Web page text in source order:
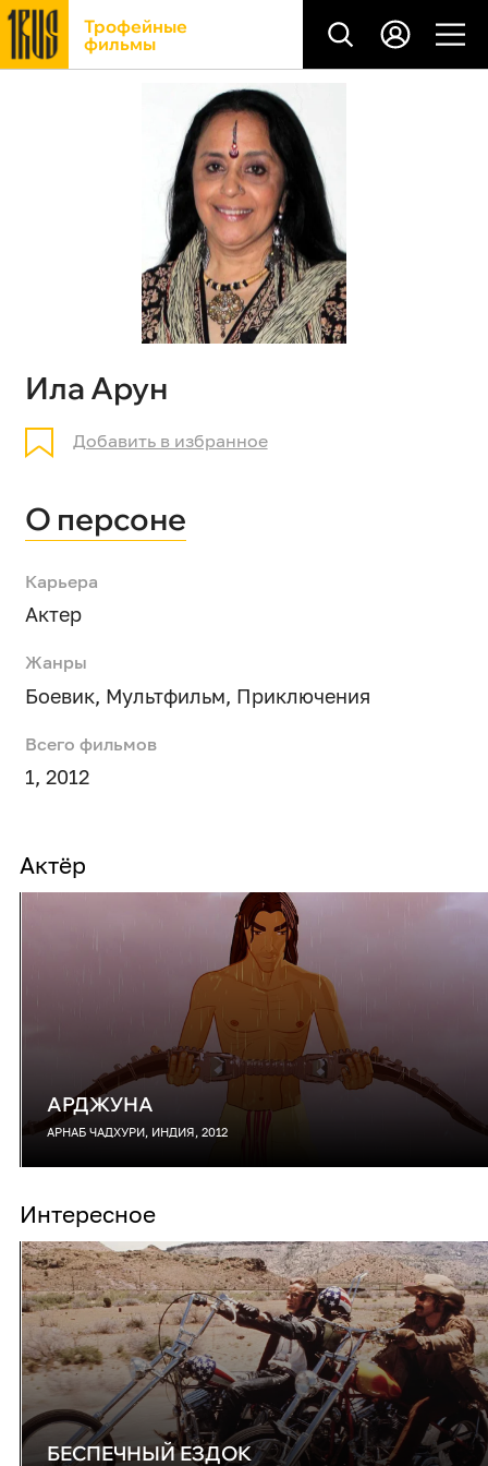
Трофейные
фильмы
Ила Арун
Добавить в избранное
О персоне
Карьера
Актер
Жанры
Боевик, Мультфильм, Приключения
Всего фильмов
1, 2012
Актёр
АРДЖУНА
АРНАБ ЧАДХУРИ, ИНДИЯ, 2012
Интересное
БЕСПЕЧНЫЙ ЕЗДОК